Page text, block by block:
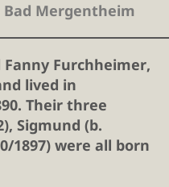
Bad Mergentheim
Furchheimer,
lived in
Their three
Sigmund (b.
1897) were all born